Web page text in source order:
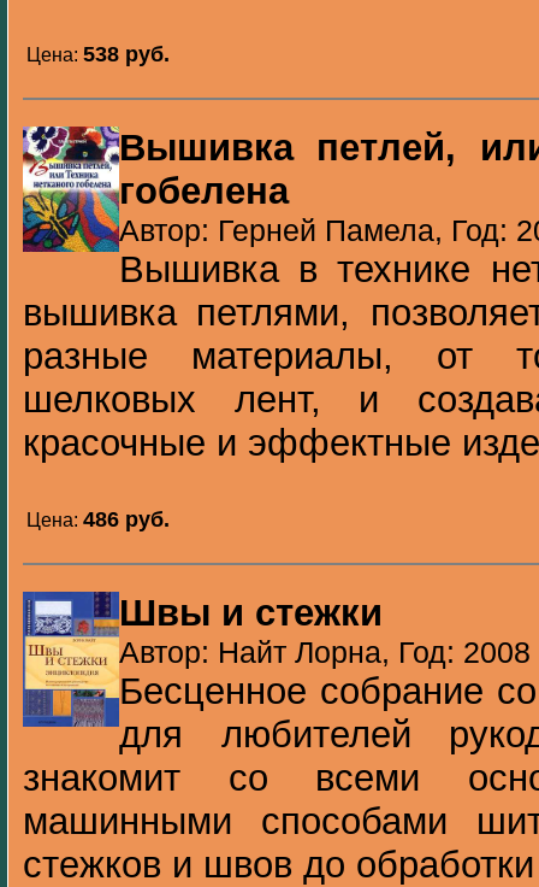
Цена: 538 pуб.
Вышивка петлей,
гобелена
Автор: Герней Памела, Год:
Вышивка в технике
вышивка петлями,
разные материалы, от
шелковых лент, и
красочные и эффектные
Цена: 486 pуб.
Швы и стежки
Автор: Найт Лорна, Год: 2008
Бесценное собрание
для любителей
знакомит со всеми
машинными способами
стежков и швов до